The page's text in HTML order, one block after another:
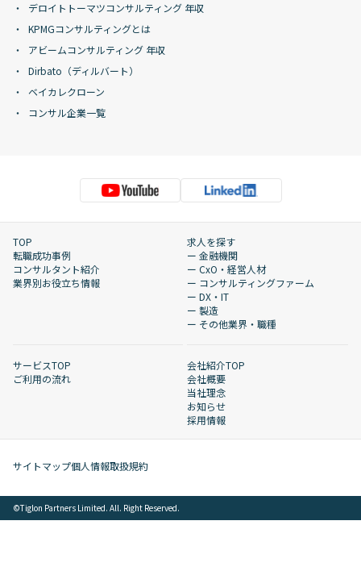
デロイトトーマツコンサルティング 年収
KPMGコンサルティングとは
アビームコンサルティング 年収
Dirbato（ディルバート）
ベイカレクローン
コンサル企業一覧
TOP
転職成功事例
コンサルタント紹介
業界別お役立ち情報
求人を探す
ー 金融機関
ー CxO・経営人材
ー コンサルティングファーム
ー DX・IT
ー 製造
ー その他業界・職種
サービスTOP
ご利用の流れ
会社紹介TOP
会社概要
当社理念
お知らせ
採用情報
サイトマップ個人情報取扱規約
©︎Tiglon Partners Limited. All. Right Reserved.